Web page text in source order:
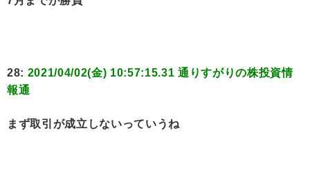
28: 2021/04/02(金) 10:57:15.31 通りすがりの株投資情
報通
まず取引が成立しないっていうね